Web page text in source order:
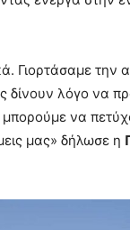
Γιορτάσαμε την
δίνουν λόγο να
να
μας» δήλωσε η